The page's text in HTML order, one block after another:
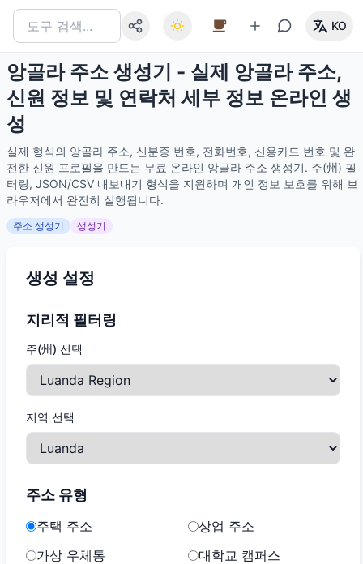
KO
앙골라 주소 생성기 - 실제 앙골라 주소,
신원 정보 및 연락처 세부 정보 온라인 생
성
실제 형식의 앙골라 주소, 신분증 번호, 전화번호, 신용카드 번호 및 완
전한 신원 프로필을 만드는 무료 온라인 앙골라 주소 생성기. 주(州) 필
터링, JSON/CSV 내보내기 형식을 지원하며 개인 정보 보호를 위해 브
라우저에서 완전히 실행됩니다.
주소 생성기 생성기
생성 설정
지리적 필터링
주(州) 선택
지역 선택
주소 유형
주택 주소
상업 주소
가상 우체통
대학교 캠퍼스